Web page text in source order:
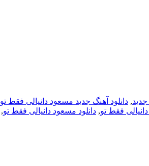
جدید, دانلود آهنگ جدید مسعود دانیالی فقط تو
فقط تو, دانلود مسعود دانیالی فقط تو,